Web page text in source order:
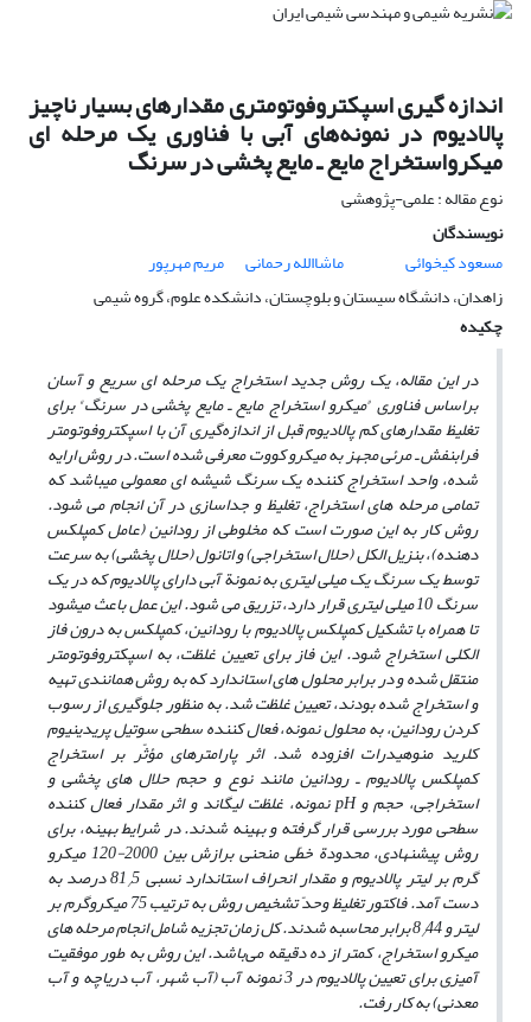
اندازه گیری اسپکتروفوتومتری مقدارهای بسیار ناچیز
پالادیوم در نمونه‌های آبی با فناوری یک مرحله ای
میکرواستخراج مایع ـ مایع پخشی در سرنگ
نوع مقاله : علمی-پژوهشی
نویسندگان
مسعود کیخوائی
ماشاالله رحمانی
مریم مهرپور
زاهدان، دانشگاه سیستان و بلوچستان، دانشکده علوم، گروه شیمی
چکیده
در این مقاله، یک روش جدید استخراج یک مرحله ای سریع و آسان
براساس فناوری «میکرو استخراج مایع ـ مایع پخشی در سرنگ» برای
تغلیظ مقدارهای کم پالادیوم قبل از اندازه‌گیری آن با اسپکتروفوتومتر
فرابنفش ـ مرئی مجهز به میکرو کووت معرفی شده است. در روش ارایه
شده، واحد استخراج کننده یک سرنگ شیشه ای معمولی میباشد که
تمامی مرحله‌ های استخراج، تغلیظ و جداسازیدر آن انجام می‌ شود.
روش کار به این صورت است که مخلوطی از رودانین (عامل کمپلکس
دهنده)، بنزیل الکل (حلال استخراجی) و اتانول (حلال پخشی) به سرعت
توسط یک سرنگ یک میلی لیتری به نمونة آبی دارای پالادیوم که در یک
سرنگ 10 میلی لیتری قرار دارد، تزریق می‌ شود. این عمل باعث می شود
تا همراه با تشکیل کمپلکس پالادیوم با رودانین، کمپلکس به درون فاز
الکلی استخراج شود. این فاز برای تعیین غلظت،به اسپکتروفوتومتر
منتقل شده و در برابر محلول‌ های استاندارد که به روش همانندی تهیه
و استخراج شده بودند، تعیین غلظت شد. به منظور جلوگیری از رسوب
کردن رودانین، به محلول نمونه، فعال کننده سطحی سوتیل پریدینیوم
کلرید منوهیدرات افزوده شد. اثر پارامترهای مؤثّر بر استخراج
کمپلکس پالادیوم ـ رودانین مانند نوع و حجم حلال‌ های پخشی و
استخراجی، حجم وpHنمونه، غلظت لیگاند و اثر مقدار فعال کننده
سطحی مورد بررسی قرار گرفته و بهینه شدند. در شرایط بهینه، برای
روش پیشنهادی، محدودة خطّی منحنی برازش بین 2000-120 میکرو
گرم بر لیتر پالادیوم و مقدار انحراف استاندارد نسبی 81 / 5 درصد به
دست آمد. فاکتور تغلیظ و حدّ تشخیص روش به ترتیب 75 میکروگرم بر
لیتر و 8 / 44 برابر محاسبه شدند. کل زمان تجزیه شامل انجام مرحله‌ های
میکرو استخراج، کمتر از ده دقیقه می‌باشد. این روش به طور موفقیت
آمیزی برای تعیین پالادیوم در 3 نمونه آب (آب شهر، آب دریاچه و آب
معدنی) به ‌کار رفت.